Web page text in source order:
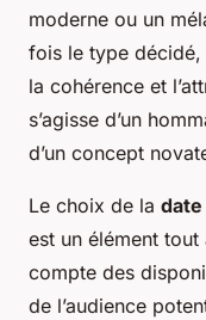
moderne ou un
fois le type
la cohérence et
s’agisse d’un
d’un concept
Le choix de la date
est un élément
compte des
de l’audience